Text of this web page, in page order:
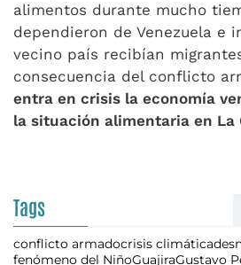
alimentos durante mucho
dependieron de Venezuela e
vecino país recibían
consecuencia del conflicto
entra en crisis la economía
la situación alimentaria en La
Tags
conflicto armadocrisis climática
fenómeno del NiñoGuajiraGustavo